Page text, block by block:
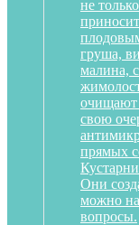
не
груша,
малина,
очищают
свою
прямых
Они
можно
вопросы.